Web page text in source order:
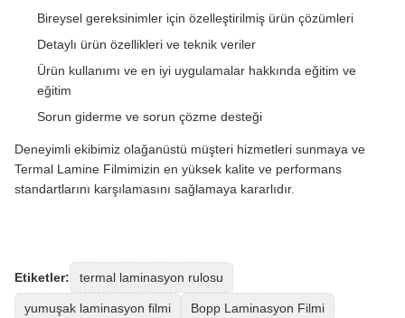
Bireysel gereksinimler için özelleştirilmiş ürün çözümleri
Detaylı ürün özellikleri ve teknik veriler
Ürün kullanımı ve en iyi uygulamalar hakkında eğitim ve
eğitim
Sorun giderme ve sorun çözme desteği
Deneyimli ekibimiz olağanüstü müşteri hizmetleri sunmaya ve
Termal Lamine Filmimizin en yüksek kalite ve performans
standartlarını karşılamasını sağlamaya kararlıdır.
Etiketler: termal laminasyon rulosu
yumuşak laminasyon filmi Bopp Laminasyon Filmi